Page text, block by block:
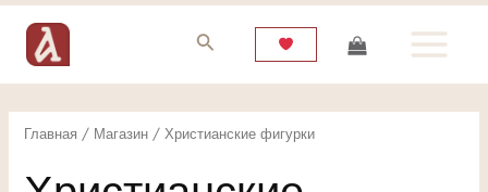
содержимому
MENU
Главная / Магазин/ Христианские фигурки